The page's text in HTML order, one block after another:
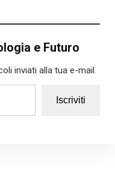
e Futuro
inviati alla tua e-mail.
Iscriviti